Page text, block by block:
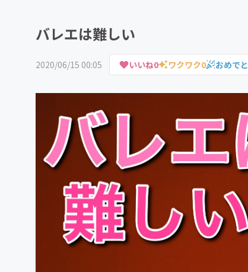
バレエは難しい
2020/06/15 00:05 いいね0 ワクワク0 おめでと